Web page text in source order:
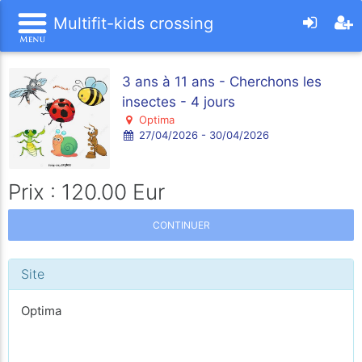
Multifit-kids crossing
3 ans à 11 ans - Cherchons les
insectes - 4 jours
Optima
27/04/2026 - 30/04/2026
Prix : 120.00 Eur
CONTINUER
Site
Optima